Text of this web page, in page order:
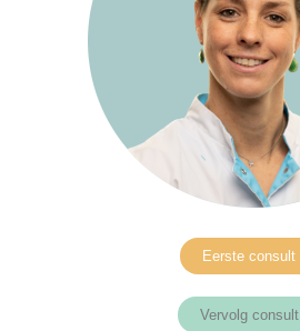
Eerste consult
Vervolg consult